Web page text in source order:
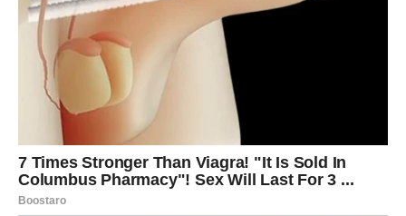
Jedna osoba ulazi u vaš život sa veoma važnom misijom.
Možda će to biti nova ljubav, poslovni partner ili prijatelj
koji će vam pomoći da donesete ključnu odluku.
Prvi utisak mogao bi biti veoma snažan. Osetićete kao da
tu osobu poznajete mnogo duže nego što je to zaista
slučaj.
Sudbina često deluje kroz ljude, a upravo jedan takav